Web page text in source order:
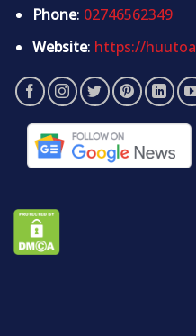
Phone: 02746562349
Website: https://